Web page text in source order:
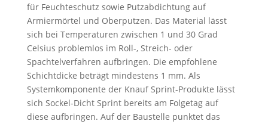
für Feuchteschutz sowie Putzabdichtung auf
Armiermörtel und Oberputzen. Das Material lässt
sich bei Temperaturen zwischen 1 und 30 Grad
Celsius problemlos im Roll-, Streich- oder
Spachtelverfahren aufbringen. Die empfohlene
Schichtdicke beträgt mindestens 1 mm. Als
Systemkomponente der Knauf Sprint-Produkte lässt
sich Sockel-Dicht Sprint bereits am Folgetag auf
diese aufbringen. Auf der Baustelle punktet das